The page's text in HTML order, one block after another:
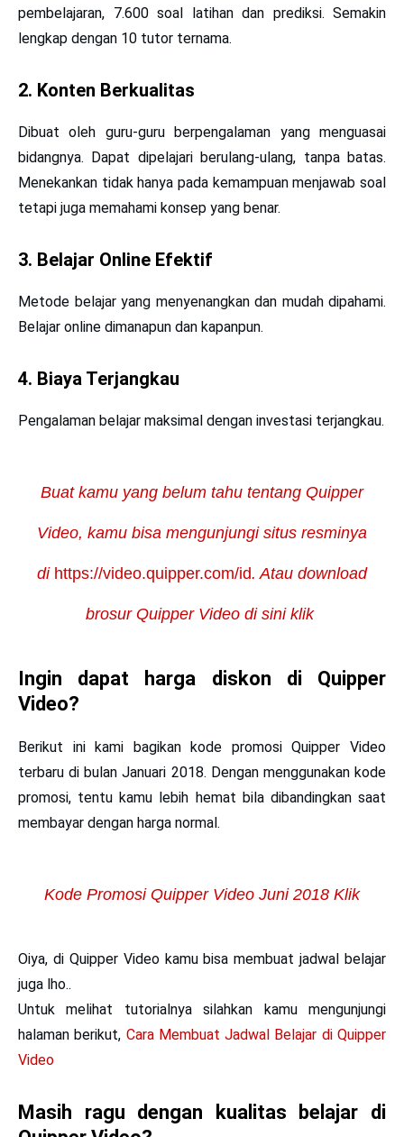
pembelajaran, 7.600 soal latihan dan prediksi. Semakin
lengkap dengan 10 tutor ternama.
2. Konten Berkualitas
Dibuat oleh guru-guru berpengalaman yang menguasai
bidangnya. Dapat dipelajari berulang-ulang, tanpa batas.
Menekankan tidak hanya pada kemampuan menjawab soal
tetapi juga memahami konsep yang benar.
3. Belajar Online Efektif
Metode belajar yang menyenangkan dan mudah dipahami.
Belajar online dimanapun dan kapanpun.
4. Biaya Terjangkau
Pengalaman belajar maksimal dengan investasi terjangkau.
Buat kamu yang belum tahu tentang Quipper
Video, kamu bisa mengunjungi situs resminya
di https://video.quipper.com/id. Atau download
brosur Quipper Video di sini klik
Ingin dapat harga diskon di Quipper
Video?
Berikut ini kami bagikan kode promosi Quipper Video
terbaru di bulan Januari 2018. Dengan menggunakan kode
promosi, tentu kamu lebih hemat bila dibandingkan saat
membayar dengan harga normal.
Kode Promosi Quipper Video Juni 2018 Klik
Oiya, di Quipper Video kamu bisa membuat jadwal belajar
juga lho..
Untuk melihat tutorialnya silahkan kamu mengunjungi
halaman berikut, Cara Membuat Jadwal Belajar di Quipper
Video
Masih ragu dengan kualitas belajar di